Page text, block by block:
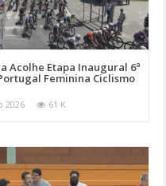
Acolhe Etapa Inaugural 6ª
Feminina Ciclismo
2026 61 K